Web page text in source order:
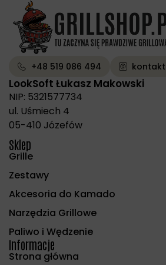
+48 519 086 494
LookSoft Łukasz Makowski
NIP: 5321577734
ul. Uśmiech 4
05-410 Józefów
Sklep
Grille
Zestawy
Akcesoria do Kamado
Narzędzia Grillowe
Paliwo i Wędzenie
Informacje
Strona główna